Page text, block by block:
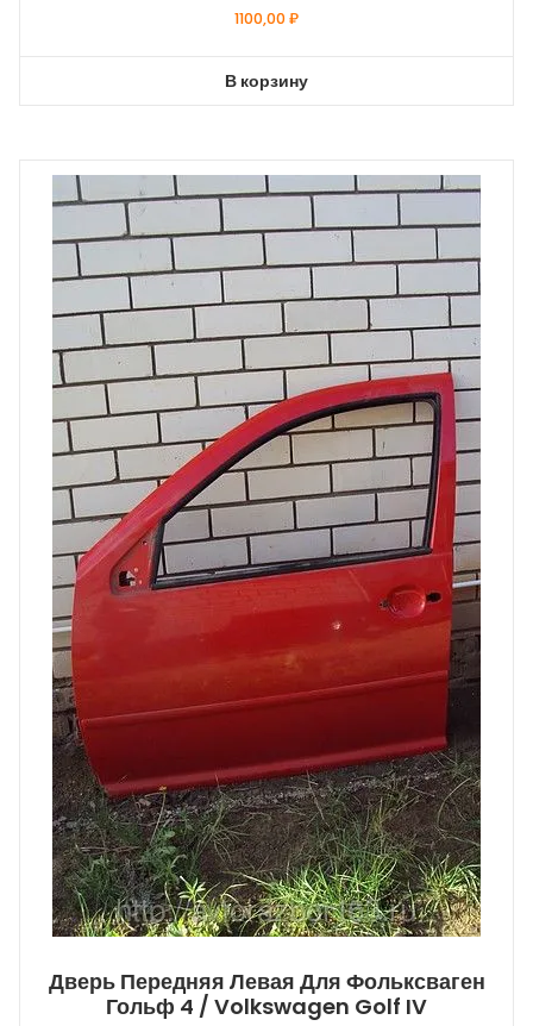
1100,00₽
В корзину
Дверь Передняя Левая Для Фольксваген
Гольф 4 / Volkswagen Golf IV